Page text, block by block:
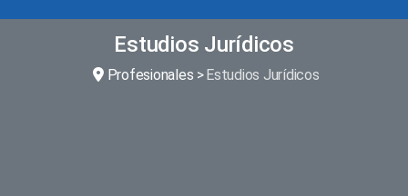
Estudios Jurídicos
Profesionales Estudios Jurídicos